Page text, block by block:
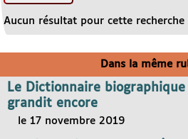
Aucun résultat pour cette recherche
Dans la même
Le Dictionnaire
grandit encore
le 17 novembre 2019